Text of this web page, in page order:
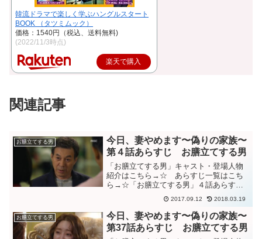
韓流ドラマで楽しく学ぶハングルスタート
BOOK （タツミムック）
価格：1540円（税込、送料無料)
(2022/11/3時点)
楽天で購入
関連記事
お膳立てする男
今日、妻やめます〜偽りの家族〜
第４話あらすじ お膳立てする男
「お膳立てする男」キャスト・登場人物
紹介はこちら→☆ あらすじ一覧はこち
ら→☆「お膳立てする男」４話あらすじ
ルリがグアム観光庁に就職していたと嘘
を付いていたこと、男性と同棲している
と知って衝撃を受けるシンモ。怒って帰
っていったシンモを追いか...
2017.09.12 2018.03.19
お膳立てする男
今日、妻やめます〜偽りの家族〜
第37話あらすじ お膳立てする男